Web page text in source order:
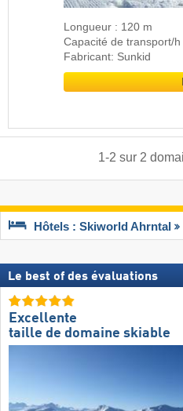
Longueur : 120 m
Capacité de transport/
Fabricant: Sunkid
1-2 sur 2
Hôtels : Skiworld Ahrntal
Le best of des évaluations
Excellente
taille de domaine skiable